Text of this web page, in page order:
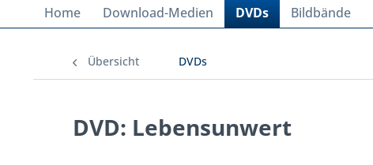
Home Download-Medien DVDs Bildbände
Übersicht DVDs
DVD: Lebensunwert